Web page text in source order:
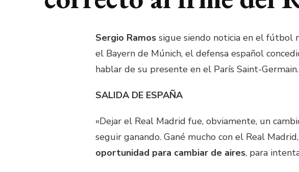
Sergio Ramos sigue siendo noticia en el fútbol
el Bayern de Múnich, el defensa español
hablar de su presente en el París Saint-
SALIDA DE ESPAÑA
«Dejar el Real Madrid fue, obviamente, un
seguir ganando. Gané mucho con el Real Madrid,
oportunidad para cambiar de aires, para